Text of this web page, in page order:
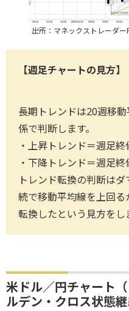
出所：マネックストレーダー
【週足チャートの見方】
長期トレンドは20週移
係で判断します。
・上昇トレンド＝週足
・下降トレンド＝週足
トレンド転換の判断は
続で移動平均線を上回
転換したという見方をし
米ドル／円チャート
ルデン・クロス状態